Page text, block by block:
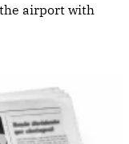
the airport with